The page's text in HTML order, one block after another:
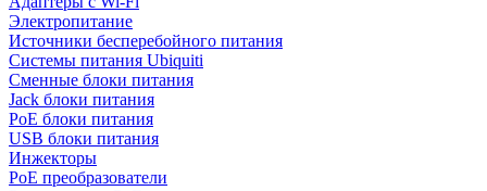
Электропитание
Источники бесперебойного питания
Системы питания Ubiquiti
Сменные блоки питания
Jack блоки питания
PoE блоки питания
USB блоки питания
Инжекторы
PoE преобразователи